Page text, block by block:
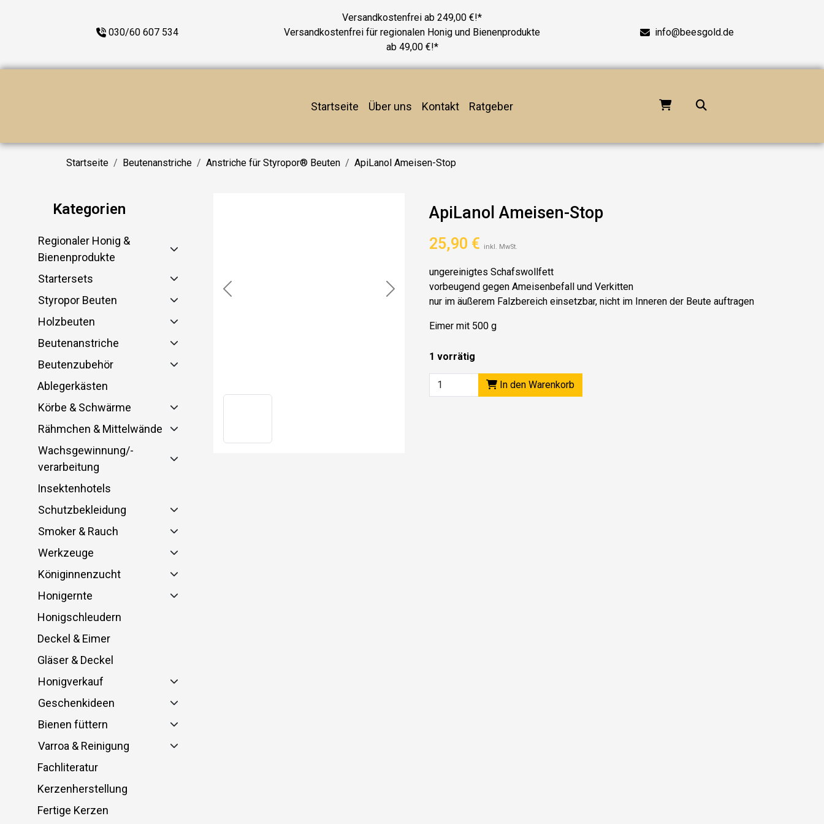
030/60 607 534
Versandkostenfrei ab 249,00 €!*
Versandkostenfrei für regionalen Honig und Bienenprodukte
ab 49,00 €!*
info@beesgold.de
Startseite Über uns Kontakt Ratgeber
Startseite Beutenanstriche Anstriche für Styropor® Beuten ApiLanol Ameisen-Stop
Kategorien
Regionaler Honig &
Bienenprodukte
Startersets
Styropor Beuten
Holzbeuten
Beutenanstriche
Beutenzubehör
Ablegerkästen
Körbe & Schwärme
Rähmchen & Mittelwände
Wachsgewinnung/-
verarbeitung
Insektenhotels
Schutzbekleidung
Smoker & Rauch
Werkzeuge
Königinnenzucht
Honigernte
Honigschleudern
Deckel & Eimer
Gläser & Deckel
Honigverkauf
Geschenkideen
Bienen füttern
Varroa & Reinigung
Fachliteratur
Kerzenherstellung
Fertige Kerzen
Previous Next
ApiLanol Ameisen-Stop
25,90 € inkl. MwSt.
ungereinigtes Schafswollfett
vorbeugend gegen Ameisenbefall und Verkitten
nur im äußerem Falzbereich einsetzbar, nicht im Inneren der Beute auftragen
Eimer mit 500 g
1 vorrätig
In den Warenkorb